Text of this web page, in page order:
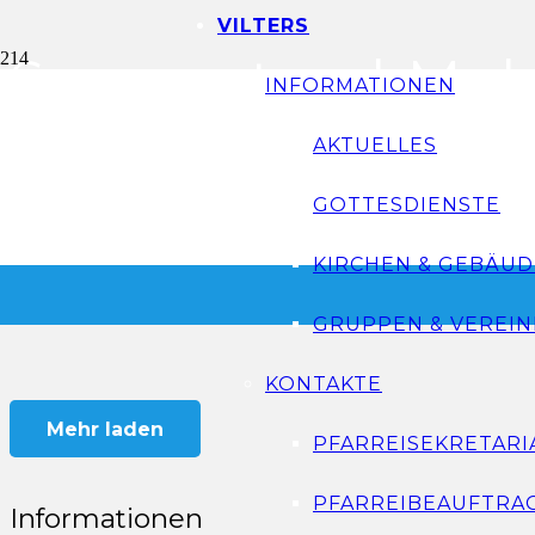
VILTERS
INFORMATIONEN
AKTUELLES
GOTTESDIENSTE
KIRCHEN &
GRUPPEN &
KONTAKTE
Suppentag | Mels
Mehr laden
Informationen